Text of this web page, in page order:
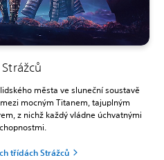
města ve sluneční soustavě
mocným Titanem, tajuplným
z nichž každý vládne úchvatnými
třídách Strážců